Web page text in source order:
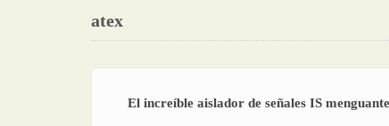
atex
El increíble aislador de señales IS